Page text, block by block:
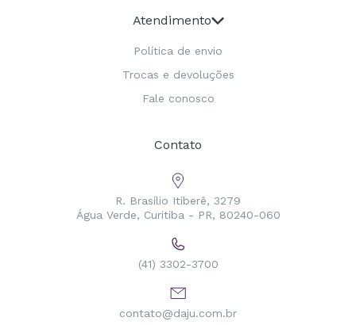
Atendimento
Política de envio
Trocas e devoluções
Fale conosco
Contato
R. Brasílio Itiberê, 3279
Água Verde, Curitiba - PR, 80240-060
(41) 3302-3700
contato@daju.com.br